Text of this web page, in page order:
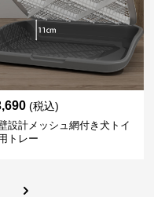
(税込)
設計メッシュ網付き犬トイ
トレー